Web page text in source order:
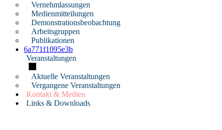
Vernehmlassungen
Medienmitteilungen
Demonstrationsbeobachtung
Arbeitsgruppen
Publikationen
6a771f1095e3b
Veranstaltungen
Aktuelle Veranstaltungen
Vergangene Veranstaltungen
Kontakt & Medien
Links & Downloads